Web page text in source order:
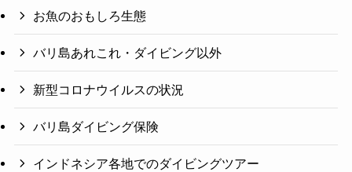
お魚のおもしろ生態
バリ島あれこれ・ダイビング以外
新型コロナウイルスの状況
バリ島ダイビング保険
インドネシア各地でのダイビングツアー